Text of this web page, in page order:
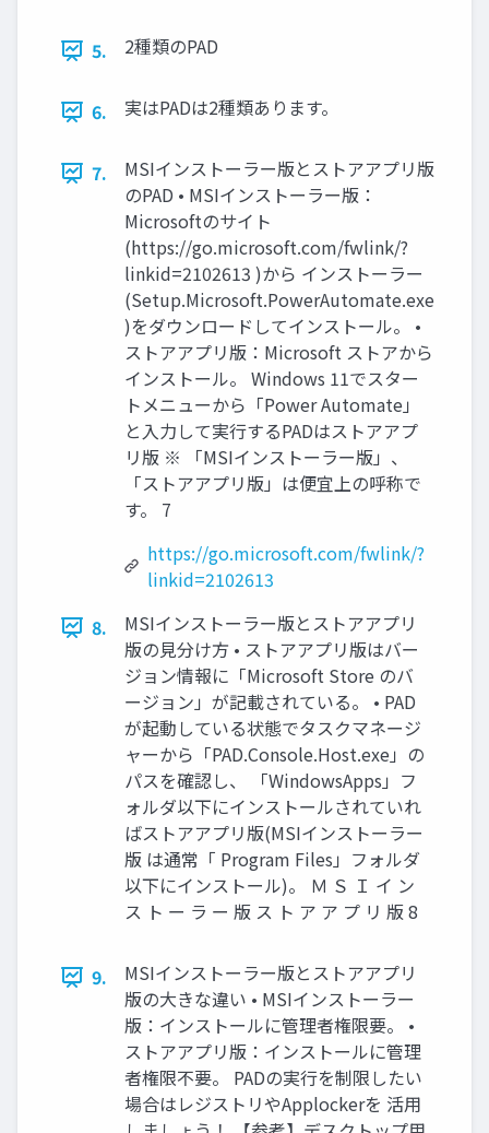
5. 2種類のPAD
6. 実はPADは2種類あります。
7.
MSIインストーラー版とストアアプリ版
のPAD • MSIインストーラー版：
Microsoftのサイト
(https://go.microsoft.com/fwlink/?
linkid=2102613 )から インストーラー
(Setup.Microsoft.PowerAutomate.exe
)をダウンロードしてインストール。 •
ストアアプリ版：Microsoft ストアから
インストール。 Windows 11でスター
トメニューから「Power Automate」
と入力して実行するPADはストアアプ
リ版 ※ 「MSIインストーラー版」、
「ストアアプリ版」は便宜上の呼称で
す。 7
https://go.microsoft.com/fwlink/?
linkid=2102613
8.
MSIインストーラー版とストアアプリ
版の見分け方 • ストアアプリ版はバー
ジョン情報に「Microsoft Store のバ
ージョン」が記載されている。 • PAD
が起動している状態でタスクマネージ
ャーから「PAD.Console.Host.exe」の
パスを確認し、 「WindowsApps」フ
ォルダ以下にインストールされていれ
ばストアアプリ版(MSIインストーラー
版 は通常「 Program Files」フォルダ
以下にインストール)。 Ｍ Ｓ Ｉ イ ン
ス ト ー ラ ー 版 ス ト ア ア プ リ 版 8
9.
MSIインストーラー版とストアアプリ
版の大きな違い • MSIインストーラー
版：インストールに管理者権限要。 •
ストアアプリ版：インストールに管理
者権限不要。 PADの実行を制限したい
場合はレジストリやApplockerを 活用